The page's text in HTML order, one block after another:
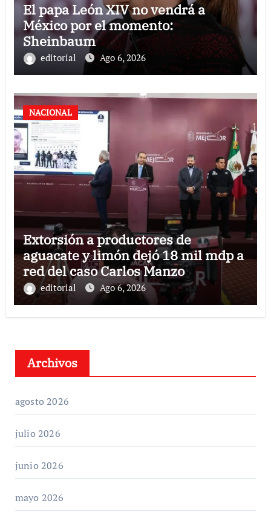
El papa León XIV no vendrá a
México por el momento:
Sheinbaum
editorial Ago 6, 2026
NACIONAL
Extorsión a productores de
aguacate y limón dejó 18 mil mdp a
red del caso Carlos Manzo
editorial Ago 6, 2026
Archivos
agosto 2026
julio 2026
junio 2026
mayo 2026